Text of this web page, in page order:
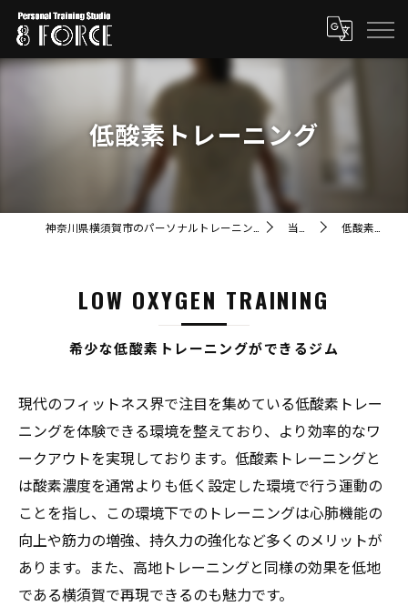
低酸素トレーニング
当店の特徴 低酸素トレーニング
希少な低酸素トレーニングができるジム
LOW OXYGEN TRAINING
現代のフィットネス界で注目を集めている低酸素トレー
ニングを体験できる環境を整えており、より効率的なワ
ークアウトを実現しております。低酸素トレーニングと
は酸素濃度を通常よりも低く設定した環境で行う運動の
ことを指し、この環境下でのトレーニングは心肺機能の
向上や筋力の増強、持久力の強化など多くのメリットが
あります。また、高地トレーニングと同様の効果を低地
である横須賀で再現できるのも魅力です。